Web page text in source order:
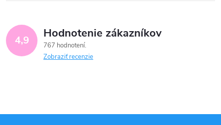
4,9 Hodnotenie zákazníkov
767 hodnotení
Zobraziť recenzie